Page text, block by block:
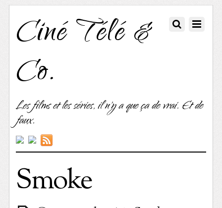
Ciné Télé &
Co.
Les films et les séries, il n'y a que ça de vrai. Et de
faux.
Smoke